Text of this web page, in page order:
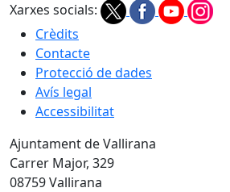
Xarxes socials:
Crèdits
Contacte
Protecció de dades
Avís legal
Accessibilitat
Ajuntament de Vallirana
Carrer Major, 329
08759 Vallirana